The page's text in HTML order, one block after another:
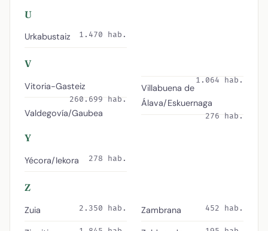
U
Urkabustaiz 1.470 hab.
V
Vitoria-Gasteiz
260.699 hab.
Valdegovía/Gaubea
1.064 hab.
Villabuena de
Álava/Eskuernaga
276 hab.
Y
Yécora/Iekora 278 hab.
Z
Zuia 2.350 hab. Zambrana 452 hab.